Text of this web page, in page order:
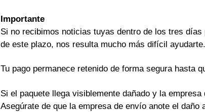
Importante
Si no recibimos noticias tuyas dentro de los tres
de este plazo, nos resulta mucho más difícil ayudarte.
Tu pago permanece retenido de forma segura hasta
Si el paquete llega visiblemente dañado y la
Asegúrate de que la empresa de envío anote el